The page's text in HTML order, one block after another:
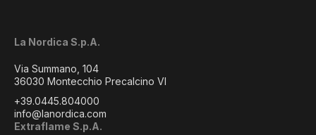
La Nordica S.p.A.
Via Summano, 104
36030 Montecchio Precalcino VI
+39.0445.804000
info@lanordica.com
Extraflame S.p.A.